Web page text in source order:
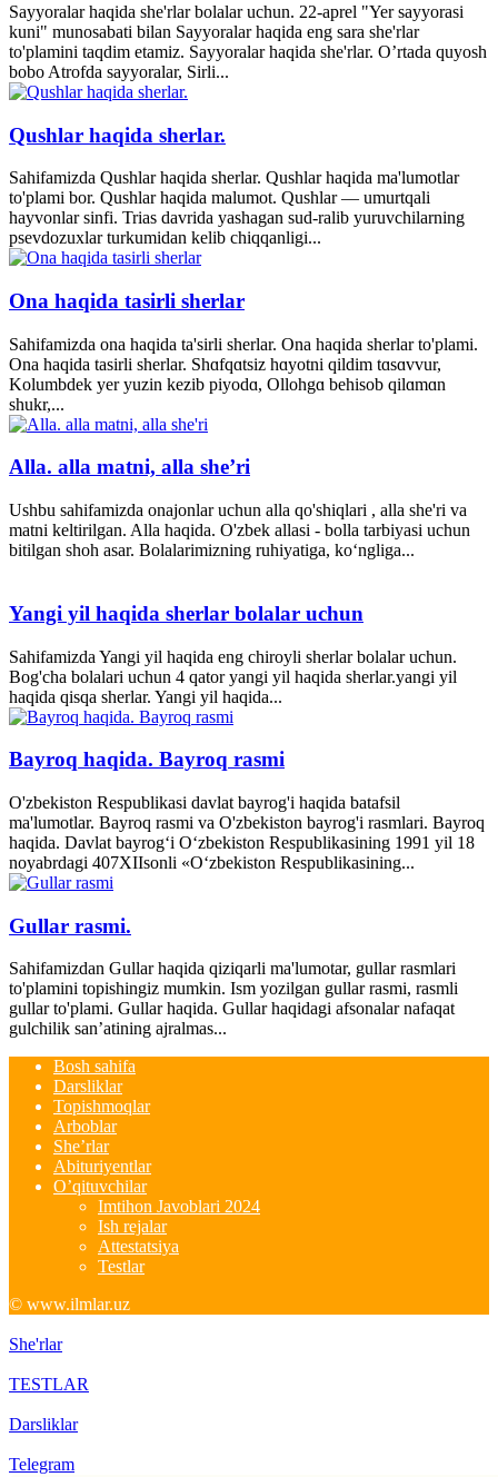
Sayyoralar haqida she'rlar bolalar uchun. 22-aprel "Yer sayyorasi
kuni" munosabati bilan Sayyoralar haqida eng sara she'rlar
to'plamini taqdim etamiz. Sayyoralar haqida she'rlar. O’rtada quyosh
bobo Atrofda sayyoralar, Sirli...
Qushlar haqida sherlar.
Sahifamizda Qushlar haqida sherlar. Qushlar haqida ma'lumotlar
to'plami bor. Qushlar haqida malumot. Qushlar — umurtqali
hayvonlar sinfi. Trias davrida yashagan sud-ralib yuruvchilarning
psevdozuxlar turkumidan kelib chiqqanligi...
Ona haqida tasirli sherlar
Sahifamizda ona haqida ta'sirli sherlar. Ona haqida sherlar to'plami.
Ona haqida tasirli sherlar. Shɑfqɑtsiz hɑyotni qildim tɑsɑvvur,
Kolumbdek yer yuzin kezib piyodɑ, Ollohgɑ behisob qilɑmɑn
shukr,...
Alla. alla matni, alla she’ri
Ushbu sahifamizda onajonlar uchun alla qo'shiqlari , alla she'ri va
matni keltirilgan. Alla haqida. O'zbek allasi - bolla tarbiyasi uchun
bitilgan shoh asar. Bolalarimizning ruhiyatiga, ko‘ngliga...
Yangi yil haqida sherlar bolalar uchun
Sahifamizda Yangi yil haqida eng chiroyli sherlar bolalar uchun.
Bog'cha bolalari uchun 4 qator yangi yil haqida sherlar.yangi yil
haqida qisqa sherlar. Yangi yil haqida...
Bayroq haqida. Bayroq rasmi
O'zbekiston Respublikasi davlat bayrog'i haqida batafsil
ma'lumotlar. Bayroq rasmi va O'zbekiston bayrog'i rasmlari. Bayroq
haqida. Davlat bayrog‘i O‘zbekiston Respublikasining 1991 yil 18
noyabrdagi 407­XII­sonli «O‘zbekiston Respublikasining...
Gullar rasmi.
Sahifamizdan Gullar haqida qiziqarli ma'lumotar, gullar rasmlari
to'plamini topishingiz mumkin. Ism yozilgan gullar rasmi, rasmli
gullar to'plami. Gullar haqida. Gullar haqidagi afsonalar nafaqat
gulchilik san’atining ajralmas...
Bosh sahifa
Darsliklar
Topishmoqlar
Arboblar
She’rlar
Abituriyentlar
O’qituvchilar
Imtihon Javoblari 2024
Ish rejalar
Attestatsiya
Testlar
© www.ilmlar.uz
She'rlar
TESTLAR
Darsliklar
Telegram